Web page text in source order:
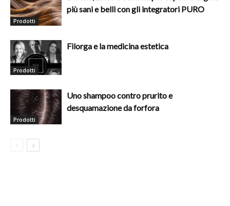
Prodotti
più sani e belli con gli integratori PURO
Prodotti
Filorga e la medicina estetica
Prodotti
Uno shampoo contro prurito e
desquamazione da forfora